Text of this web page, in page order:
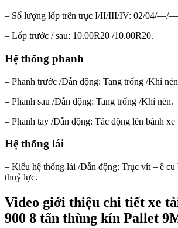
– Số lượng lốp trên trục I/II/III/IV: 02/04/—/
– Lốp trước / sau: 10.00R20 /10.00R20.
Hệ thống phanh
– Phanh trước /Dẫn động: Tang trống /Khí
– Phanh sau /Dẫn động: Tang trống /Khí nén.
– Phanh tay /Dẫn động: Tác động lên bánh
Hệ thống lái
– Kiểu hệ thống lái /Dẫn động: Trục vít – ê
thuỷ lực.
Video giới thiệu chi tiết xe
900 8 tấn thùng kín Pallet